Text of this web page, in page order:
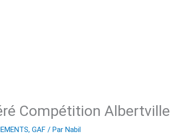
Compétition Albertville
,GAF / ParNabil